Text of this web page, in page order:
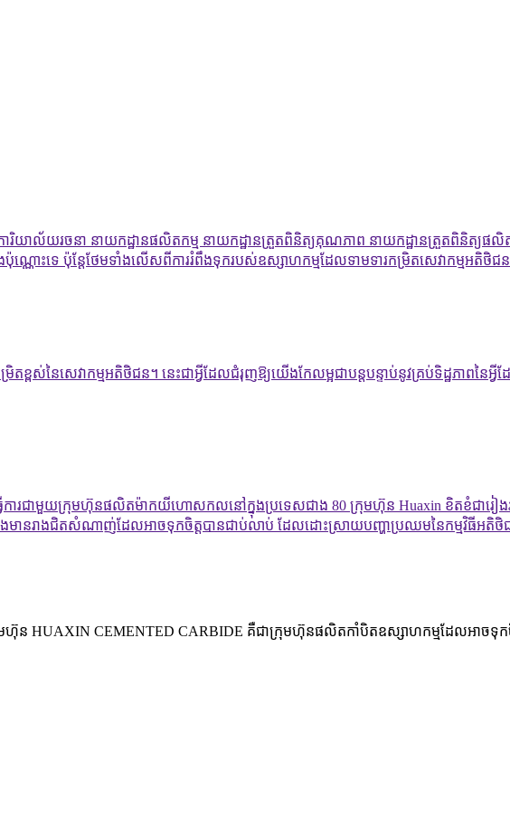
ការិយាល័យរចនា នាយកដ្ឋានផលិតកម្ម នាយកដ្ឋានត្រួតពិនិត្យគុណភាព នាយកដ្ឋានត្រួតពិនិត្យ
ណោះទេ ប៉ុន្តែថែមទាំងលើសពីការរំពឹងទុករបស់ឧស្សាហកម្មដែលទាមទារកម្រិតសេវាកម្មអតិថិជ
សេវាកម្មអតិថិជន។ នេះជាអ្វីដែលជំរុញឱ្យយើងកែលម្អជាបន្តបន្ទាប់នូវគ្រប់ទិដ្ឋភាពនៃអ្វីដែ
រជាមួយក្រុមហ៊ុនផលិតម៉ាកយីហោសកលនៅក្នុងប្រទេសជាង 80 ក្រុមហ៊ុន Huaxin ខិតខំជារៀងរ
ានរាងជិតសំណាញ់ដែលអាចទុកចិត្តបានជាប់លាប់ ដែលដោះស្រាយបញ្ហាប្រឈមនៃកម្មវិធីអតិថិ
ហ៊ុន HUAXIN CEMENTED CARBIDE គឺជាក្រុមហ៊ុនផលិតកាំបិតឧស្សាហកម្មដែលអាចទុ